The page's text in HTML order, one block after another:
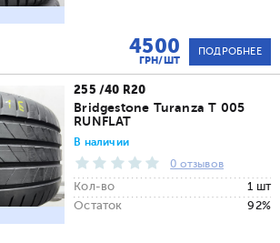
4500
ГРН/ШТ
ПОДРОБНЕЕ
255 /40 R20
Bridgestone Turanza T 005
RUNFLAT
В наличии
0 отзывов
Кол-во
1 шт
Остаток
92%